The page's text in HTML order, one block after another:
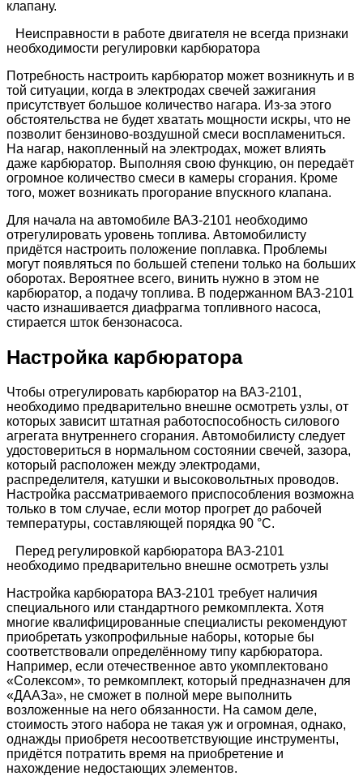
клапану.
Неисправности в работе двигателя не всегда признаки
необходимости регулировки карбюратора
Потребность настроить карбюратор может возникнуть и в
той ситуации, когда в электродах свечей зажигания
присутствует большое количество нагара. Из-за этого
обстоятельства не будет хватать мощности искры, что не
позволит бензиново-воздушной смеси воспламениться.
На нагар, накопленный на электродах, может влиять
даже карбюратор. Выполняя свою функцию, он передаёт
огромное количество смеси в камеры сгорания. Кроме
того, может возникать прогорание впускного клапана.
Для начала на автомобиле ВАЗ-2101 необходимо
отрегулировать уровень топлива. Автомобилисту
придётся настроить положение поплавка. Проблемы
могут появляться по большей степени только на больших
оборотах. Вероятнее всего, винить нужно в этом не
карбюратор, а подачу топлива. В подержанном ВАЗ-2101
часто изнашивается диафрагма топливного насоса,
стирается шток бензонасоса.
Настройка карбюратора
Чтобы отрегулировать карбюратор на ВАЗ-2101,
необходимо предварительно внешне осмотреть узлы, от
которых зависит штатная работоспособность силового
агрегата внутреннего сгорания. Автомобилисту следует
удостовериться в нормальном состоянии свечей, зазора,
который расположен между электродами,
распределителя, катушки и высоковольтных проводов.
Настройка рассматриваемого приспособления возможна
только в том случае, если мотор прогрет до рабочей
температуры, составляющей порядка 90 °C.
Перед регулировкой карбюратора ВАЗ-2101
необходимо предварительно внешне осмотреть узлы
Настройка карбюратора ВАЗ-2101 требует наличия
специального или стандартного ремкомплекта. Хотя
многие квалифицированные специалисты рекомендуют
приобретать узкопрофильные наборы, которые бы
соответствовали определённому типу карбюратора.
Например, если отечественное авто укомплектовано
«Солексом», то ремкомплект, который предназначен для
«ДААЗа», не сможет в полной мере выполнить
возложенные на него обязанности. На самом деле,
стоимость этого набора не такая уж и огромная, однако,
однажды приобретя несоответствующие инструменты,
придётся потратить время на приобретение и
нахождение недостающих элементов.